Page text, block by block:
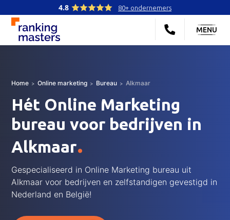
4.8 80+ ondernemers
MENU
Home Online marketing Bureau Alkmaar
Hét Online Marketing
bureau voor bedrijven in
Alkmaar.
Gespecialiseerd in Online Marketing bureau uit
Alkmaar voor bedrijven en zelfstandigen gevestigd in
Nederland en België!